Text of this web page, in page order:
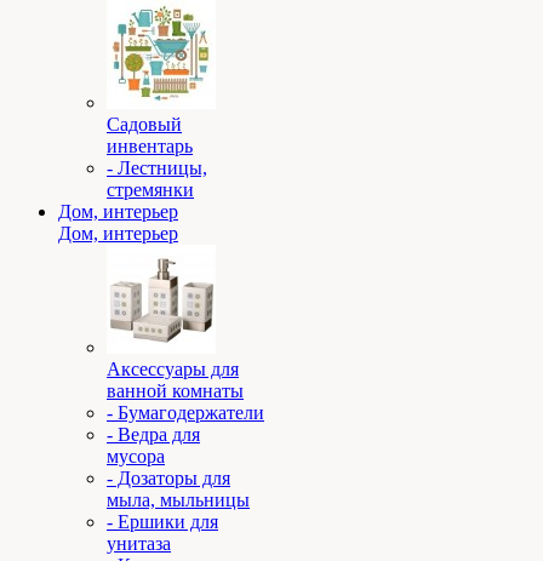
Садовый
инвентарь
- Лестницы,
стремянки
Дом, интерьер
Дом, интерьер
Аксессуары для
ванной комнаты
- Бумагодержатели
- Ведра для
мусора
- Дозаторы для
мыла, мыльницы
- Ершики для
унитаза